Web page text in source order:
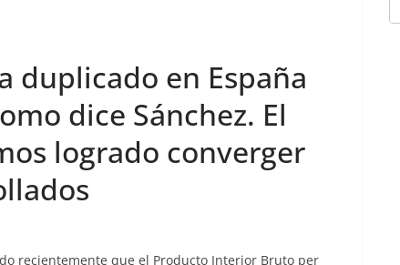
duplicado en España
dice Sánchez. El
logrado converger
recientemente que el Producto Interior Bruto per